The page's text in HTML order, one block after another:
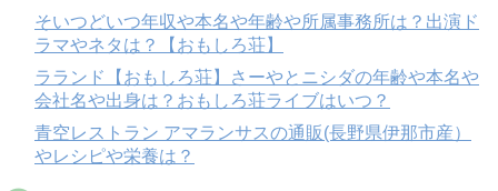
そいつどいつ年収や本名や年齢や所属事務所は？出演ド
ラマやネタは？【おもしろ荘】
ラランド【おもしろ荘】さーやとニシダの年齢や本名や
会社名や出身は？おもしろ荘ライブはいつ？
青空レストラン アマランサスの通販(長野県伊那市産）
やレシピや栄養は？